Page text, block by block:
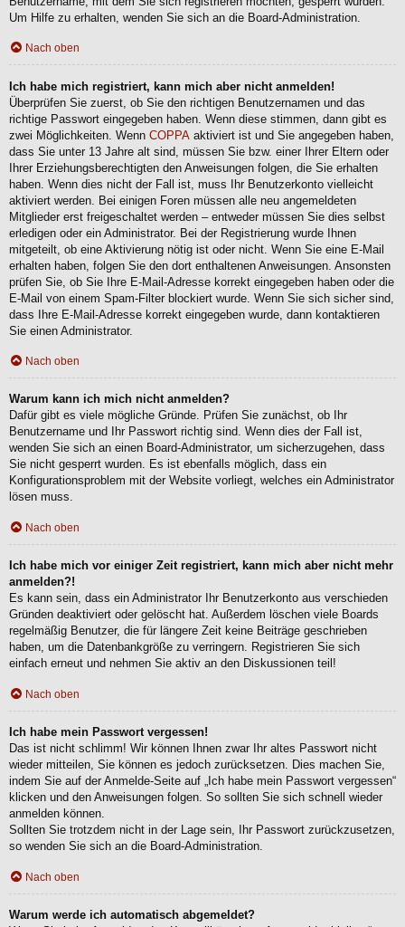
Um Hilfe zu erhalten, wenden Sie sich an die Board-Administration.
Nach oben
Ich habe mich registriert, kann mich aber nicht anmelden!
Überprüfen Sie zuerst, ob Sie den richtigen Benutzernamen und das
richtige Passwort eingegeben haben. Wenn diese stimmen, dann gibt es
zwei Möglichkeiten. Wenn COPPA aktiviert ist und Sie angegeben haben,
dass Sie unter 13 Jahre alt sind, müssen Sie bzw. einer Ihrer Eltern oder
Ihrer Erziehungsberechtigten den Anweisungen folgen, die Sie erhalten
haben. Wenn dies nicht der Fall ist, muss Ihr Benutzerkonto vielleicht
aktiviert werden. Bei einigen Foren müssen alle neu angemeldeten
Mitglieder erst freigeschaltet werden – entweder müssen Sie dies selbst
erledigen oder ein Administrator. Bei der Registrierung wurde Ihnen
mitgeteilt, ob eine Aktivierung nötig ist oder nicht. Wenn Sie eine E-Mail
erhalten haben, folgen Sie den dort enthaltenen Anweisungen. Ansonsten
prüfen Sie, ob Sie Ihre E-Mail-Adresse korrekt eingegeben haben oder die
E-Mail von einem Spam-Filter blockiert wurde. Wenn Sie sich sicher sind,
dass Ihre E-Mail-Adresse korrekt eingegeben wurde, dann kontaktieren
Sie einen Administrator.
Nach oben
Warum kann ich mich nicht anmelden?
Dafür gibt es viele mögliche Gründe. Prüfen Sie zunächst, ob Ihr
Benutzername und Ihr Passwort richtig sind. Wenn dies der Fall ist,
wenden Sie sich an einen Board-Administrator, um sicherzugehen, dass
Sie nicht gesperrt wurden. Es ist ebenfalls möglich, dass ein
Konfigurationsproblem mit der Website vorliegt, welches ein Administrator
lösen muss.
Nach oben
Ich habe mich vor einiger Zeit registriert, kann mich aber nicht mehr
anmelden?!
Es kann sein, dass ein Administrator Ihr Benutzerkonto aus verschieden
Gründen deaktiviert oder gelöscht hat. Außerdem löschen viele Boards
regelmäßig Benutzer, die für längere Zeit keine Beiträge geschrieben
haben, um die Datenbankgröße zu verringern. Registrieren Sie sich
einfach erneut und nehmen Sie aktiv an den Diskussionen teil!
Nach oben
Ich habe mein Passwort vergessen!
Das ist nicht schlimm! Wir können Ihnen zwar Ihr altes Passwort nicht
wieder mitteilen, Sie können es jedoch zurücksetzen. Dies machen Sie,
indem Sie auf der Anmelde-Seite auf „Ich habe mein Passwort vergessen“
klicken und den Anweisungen folgen. So sollten Sie sich schnell wieder
anmelden können.
Sollten Sie trotzdem nicht in der Lage sein, Ihr Passwort zurückzusetzen,
so wenden Sie sich an die Board-Administration.
Nach oben
Warum werde ich automatisch abgemeldet?